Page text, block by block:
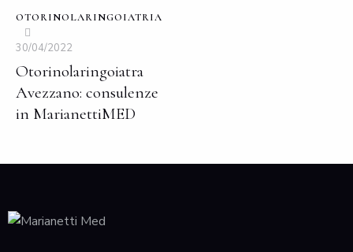
OTORINOLARINGOIATRIA
30/04/2022
Otorinolaringoiatra
Avezzano: consulenze
in MarianettiMED